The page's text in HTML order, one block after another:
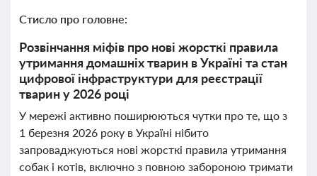
Стисло про головне:
Розвінчання міфів про нові жорсткі правила
утримання домашніх тварин в Україні та стан
цифрової інфраструктури для реєстрації
тварин у 2026 році
У мережі активно поширюються чутки про те, що з
1 березня 2026 року в Україні нібито
запроваджуються нові жорсткі правила утримання
собак і котів, включно з повною забороною тримати